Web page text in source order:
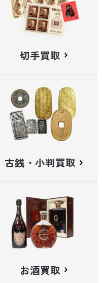
切手買取
古銭・小判買取
お酒買取